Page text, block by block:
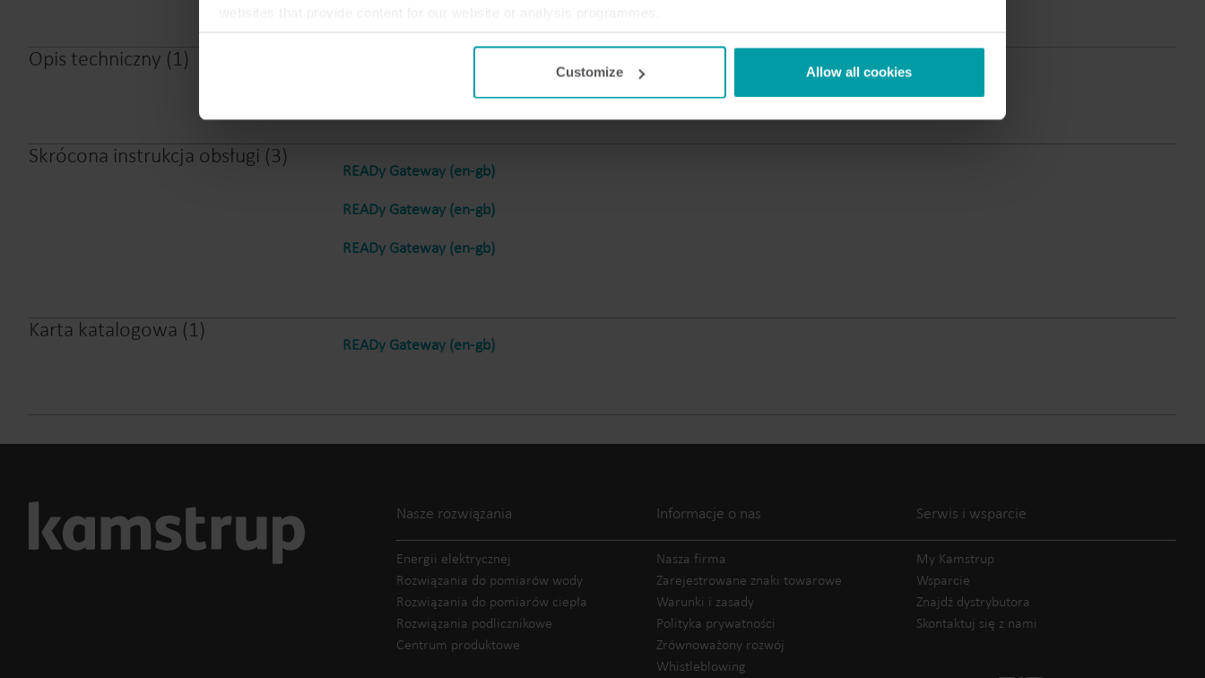
websites that provide content for our website or analysis programmes.
You can at any time change or withdraw your consent from the Cookie Declarationhere.
Customize Allow all cookies
Opis techniczny (1)
Skrócona instrukcja obsługi (3)
READy Gateway (en-gb)
READy Gateway (en-gb)
READy Gateway (en-gb)
Karta katalogowa (1)
READy Gateway (en-gb)
Nasze rozwiązania
Energii elektrycznej
Rozwiązania do pomiarów wody
Rozwiązania do pomiarów ciepła
Rozwiązania podlicznikowe
Centrum produktowe
Informacje o nas
Nasza firma
Zarejestrowane znaki towarowe
Warunki i zasady
Polityka prywatności
Zrównoważony rozwój
Whistleblowing
Serwis i wsparcie
My Kamstrup
Wsparcie
Znajdź dystrybutora
Skontaktuj się z nami